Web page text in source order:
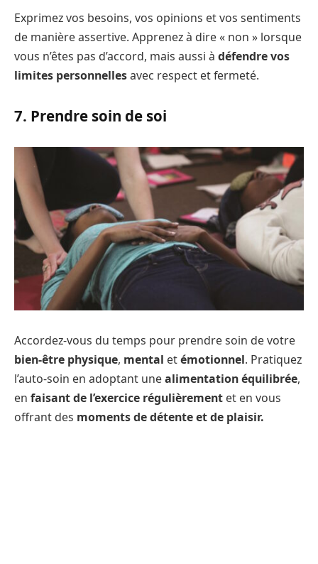
Exprimez vos besoins, vos opinions et vos sentiments
de manière assertive. Apprenez à dire « non » lorsque
vous n’êtes pas d’accord, mais aussi à défendre vos
limites personnellesavec respect et fermeté.
7. Prendre soin de soi
Accordez-vous du temps pour prendre soin de votre
bien-être physique, mental etémotionnel. Pratiquez
l’auto-soin en adoptant unealimentation équilibrée,
en faisant de l’exercice régulièrement et en vous
offrant des moments de détente et de plaisir.